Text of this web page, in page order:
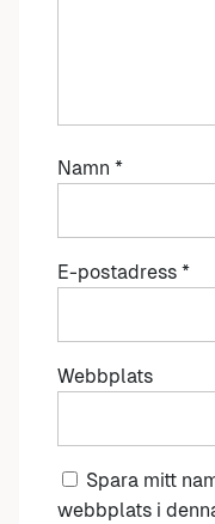
Namn *
E-postadress *
Webbplats
Spara mitt
webbplats i